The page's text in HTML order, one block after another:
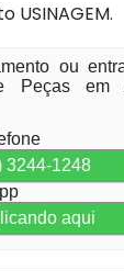
USINAGEM.
ou
Peças em
3244-1248
aqui